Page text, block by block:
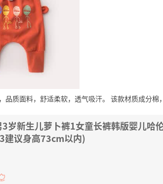
质面料，舒适柔软，透气吸汗。 该款材质成分棉，
岁新生儿萝卜裤1女童长裤韩版婴儿哈
建议身高73cm以内)